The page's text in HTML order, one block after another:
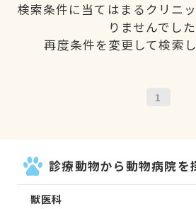
検索条件に当てはまるクリニ
りませんでした
再度条件を変更して検索し
1
診療動物から動物病院を
獣医科